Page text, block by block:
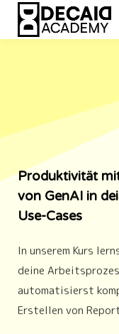
Produktivität
von GenAI in
Use-Cases
In unserem Kurs
deine
automatisierst
Erstellen von